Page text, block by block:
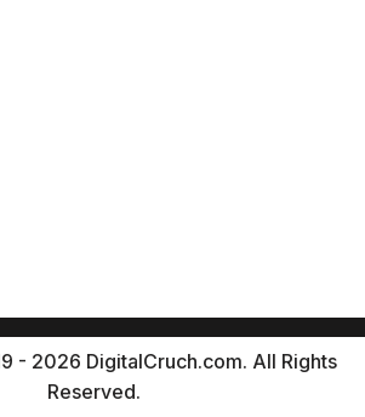
- 2026 DigitalCruch.com. All Rights
Reserved.